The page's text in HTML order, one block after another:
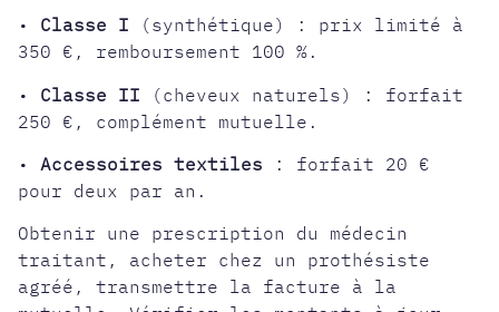
• Classe I (synthétique) : prix limité à
350 €, remboursement 100 %.
• Classe II (cheveux naturels) : forfait
250 €, complément mutuelle.
• Accessoires textiles : forfait 20 €
pour deux par an.
Obtenir une prescription du médecin
traitant, acheter chez un prothésiste
agréé, transmettre la facture à la